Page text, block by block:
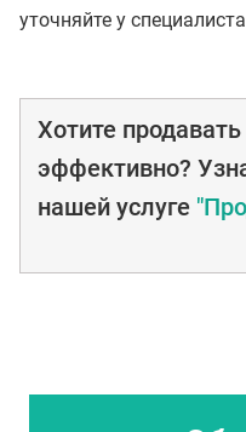
уточняйте у
Хотите
эффективно?
нашей услуге